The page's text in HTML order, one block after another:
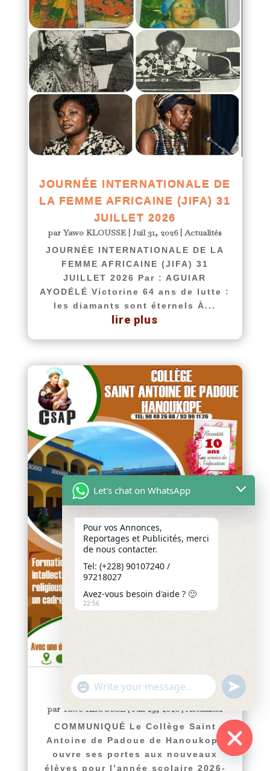
JOURNÉE INTERNATIONALE DE
LA FEMME AFRICAINE (JIFA) 31
JUILLET 2026
parYawo KLOUSSE |Juil 31, 2026|Actualités
JOURNÉE INTERNATIONALE DE LA
FEMME AFRICAINE (JIFA) 31
JUILLET 2026 Par : AGUIAR
AYODÉLÉ Victorine 64 ans de lutte :
les diamants sont éternels À...
lire plus
COMMUNIQUÉ
parYawo KLOUSSE| Juil 29, 2026|Actualités
COMMUNIQUÉ Le Collège Saint
Antoine de Padoue de Hanoukopé
ouvre ses portes aux nouveaux
élèves pour l’année scolaire 2026-
Let's chat on WhatsApp
Pour vos Annonces,
Reportages et Publicités, merci
de nous contacter.
Tel: (+228) 90107240 /
97218027
Avez-vous besoin d'aide ? 🙂
22:56
"+chaty_settings.lang.emoji_picker+"
WhatsApp
undefined